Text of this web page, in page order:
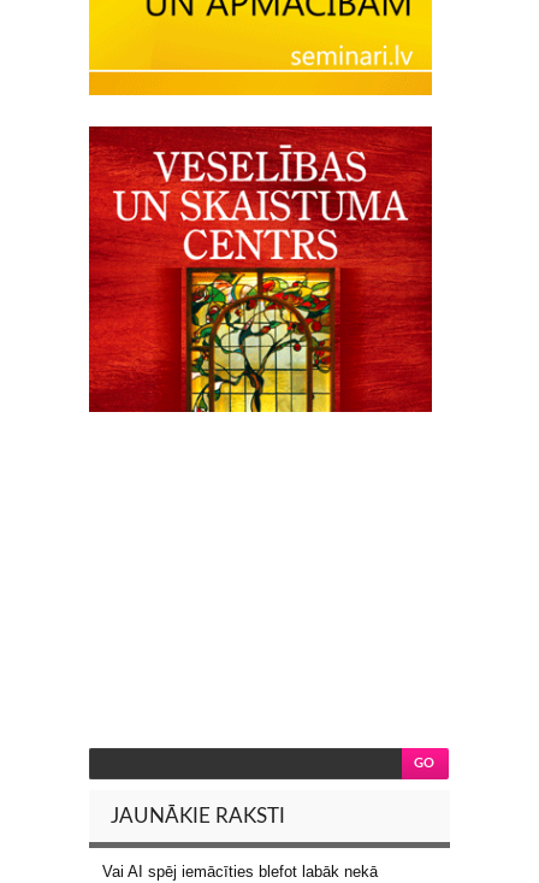
JAUNĀKIE RAKSTI
Vai AI spēj iemācīties blefot labāk nekā